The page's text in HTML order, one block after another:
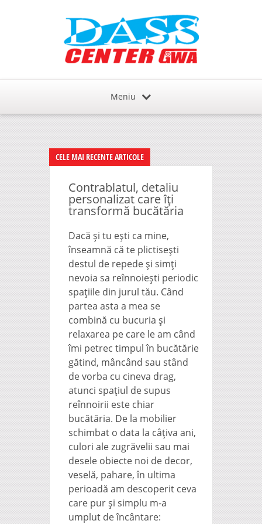
Meniu
CELE MAI RECENTE ARTICOLE
Contrablatul, detaliu
personalizat care îți
transformă bucătăria
Dacă și tu ești ca mine,
înseamnă că te plictisești
destul de repede și simți
nevoia sa reînnoiești periodic
spațiile din jurul tău. Când
partea asta a mea se
combină cu bucuria și
relaxarea pe care le am când
îmi petrec timpul în bucătărie
gătind, mâncând sau stând
de vorba cu cineva drag,
atunci spațiul de supus
reînnoirii este chiar
bucătăria. De la mobilier
schimbat o data la câțiva ani,
culori ale zugrăvelii sau mai
desele obiecte noi de decor,
veselă, pahare, în ultima
perioadă am descoperit ceva
care pur și simplu m-a
umplut de încântare: